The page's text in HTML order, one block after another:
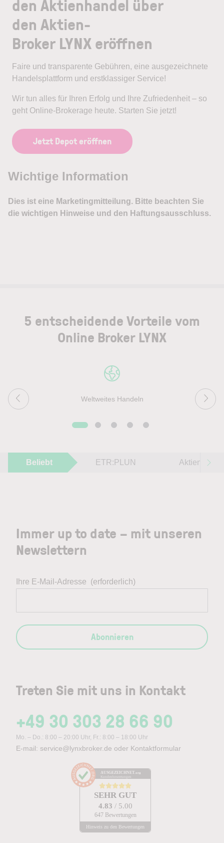
den Aktienhandel über
den Aktien-
Broker LYNX eröffnen
Faire und transparente Gebühren, eine ausgezeichnete
Handelsplattform und erstklassiger Service!
Wir tun alles für Ihren Erfolg und Ihre Zufriedenheit – so
geht Online-Brokerage heute. Starten Sie jetzt!
Jetzt Depot eröffnen
5 entscheidende Vorteile vom
Online Broker LYNX
Weltweites Handeln
Beliebt ETR:PLUN Aktien im
Treten Sie mit uns in Kontakt
+49 30 303 28 66 90
Mo. – Do.: 8:00 – 20:00 Uhr, Fr.: 8:00 – 18:00 Uhr
E-mail: service@lynxbroker.de oder Kontaktformular
AUSGEZEICHNET .org
Kundenbewertungen
SEHR GUT
4.83 / 5.00
647 Bewertungen
Hinweis zu den Bewertungen
Immer up to date – mit unseren
Newslettern
Ihre E-Mail-Adresse (erforderlich)
Abonnieren